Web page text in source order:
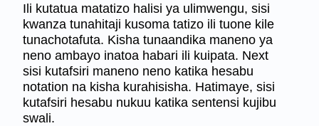
Ili kutatua matatizo halisi ya ulimwengu, sisi
kwanza tunahitaji kusoma tatizo ili tuone kile
tunachotafuta. Kisha tunaandika maneno ya
neno ambayo inatoa habari ili kuipata. Next
sisi kutafsiri maneno neno katika hesabu
notation na kisha kurahisisha. Hatimaye, sisi
kutafsiri hesabu nukuu katika sentensi kujibu
swali.